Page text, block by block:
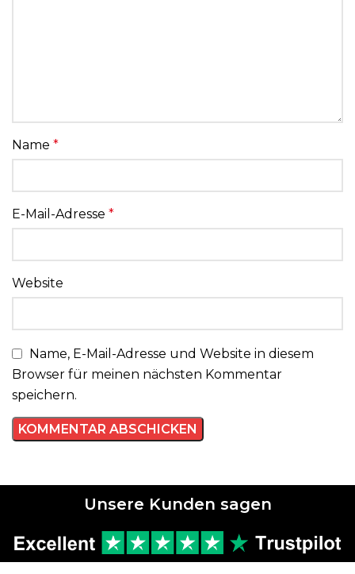
Name *
E-Mail-Adresse *
Website
Name, E-Mail-Adresse und Website in diesem
Browser für meinen nächsten Kommentar
speichern.
Unsere Kunden sagen